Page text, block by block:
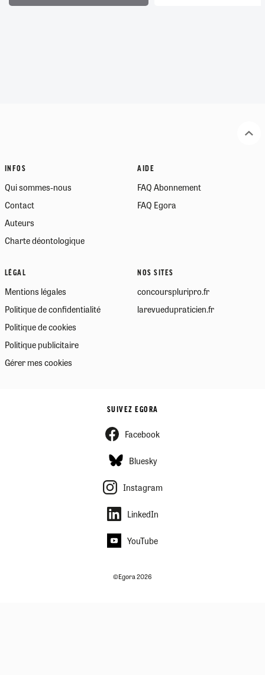
INFOS
Qui sommes-nous
Contact
Auteurs
Charte déontologique
AIDE
FAQ Abonnement
FAQ Egora
LÉGAL
Mentions légales
Politique de confidentialité
Politique de cookies
Politique publicitaire
Gérer mes cookies
NOS SITES
concourspluripro.fr
larevuedupraticien.fr
SUIVEZ EGORA
Facebook
Bluesky
Instagram
LinkedIn
YouTube
©Egora 2026